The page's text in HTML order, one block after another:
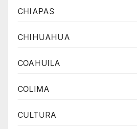
CHIAPAS
CHIHUAHUA
COAHUILA
COLIMA
CULTURA